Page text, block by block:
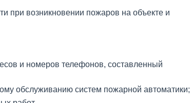
при возникновении пожаров на объекте и
и номеров телефонов, составленный
обслуживанию систем пожарной автоматики;